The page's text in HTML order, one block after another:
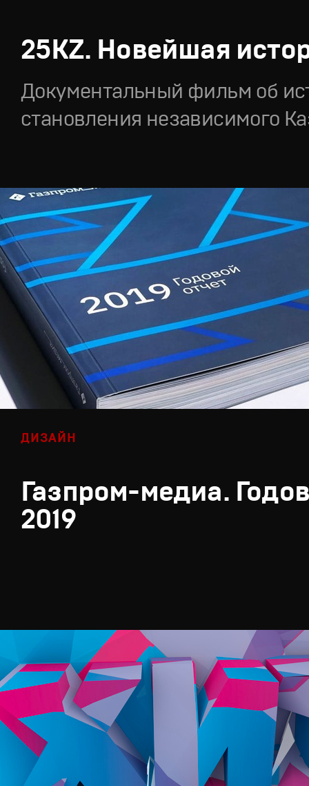
25KZ. Новейшая
Документальный фильм об
становления независимого
ДИЗАЙН
Газпром-медиа.
2019